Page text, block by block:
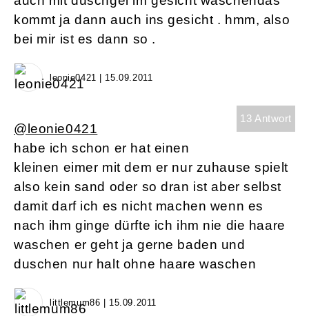
kommt ja dann auch ins gesicht . hmm, also
bei mir ist es dann so .
leonie0421 | 15.09.2011
13 Antwort
@leonie0421
habe ich schon er hat einen
kleinen eimer mit dem er nur zuhause spielt
also kein sand oder so dran ist aber selbst
damit darf ich es nicht machen wenn es
nach ihm ginge dürfte ich ihm nie die haare
waschen er geht ja gerne baden und
duschen nur halt ohne haare waschen
littlemum86 | 15.09.2011